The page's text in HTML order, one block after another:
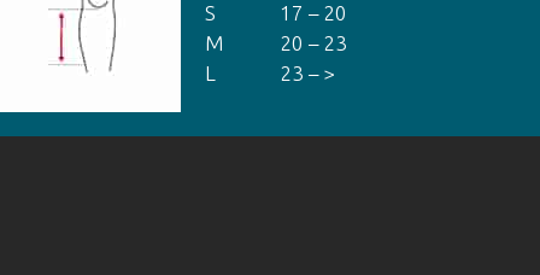
S
17 – 20
M
20 – 23
L
23 – >